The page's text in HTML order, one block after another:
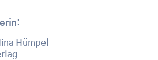
Hümpel